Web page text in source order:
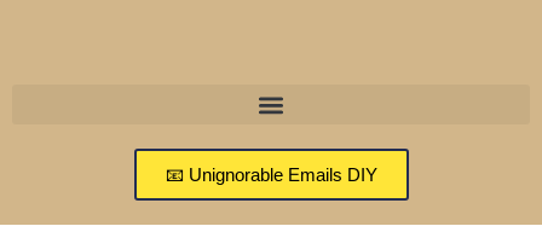
📧 Unignorable Emails DIY